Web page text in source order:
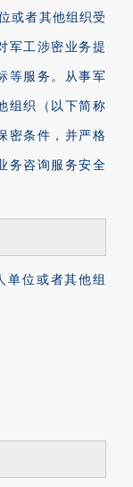
或者其他组织受
军工涉密业务提
等服务。从事军
组织（以下简称
密条件，并严格
务咨询服务安全
位或者其他组